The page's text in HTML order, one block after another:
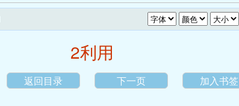
2利用
返回目录 下一页 加入书签